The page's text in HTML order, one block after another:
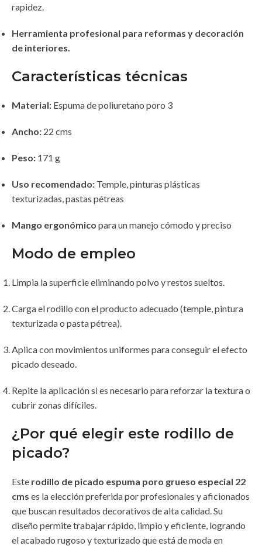
rapidez.
Herramienta profesional para reformas y decoración
de interiores.
Características técnicas
Material: Espuma de poliuretano poro 3
Ancho: 22 cms
Peso: 171 g
Uso recomendado: Temple, pinturas plásticas
texturizadas, pastas pétreas
Mango ergonómico para un manejo cómodo y preciso
Modo de empleo
Limpia la superficie eliminando polvo y restos sueltos.
Carga el rodillo con el producto adecuado (temple, pintura
texturizada o pasta pétrea).
Aplica con movimientos uniformes para conseguir el efecto
picado deseado.
Repite la aplicación si es necesario para reforzar la textura o
cubrir zonas difíciles.
¿Por qué elegir este rodillo de
picado?
Este rodillo de picado espuma poro grueso especial 22
cms es la elección preferida por profesionales y aficionados
que buscan resultados decorativos de alta calidad. Su
diseño permite trabajar rápido, limpio y eficiente, logrando
el acabado rugoso y texturizado que está de moda en